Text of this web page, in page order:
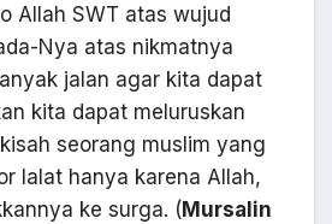
Allah SWT atas wujud
Nya atas nikmatnya
jalan agar kita dapat
kita dapat meluruskan
seorang muslim yang
lalat hanya karena Allah,
ke surga. (Mursalin